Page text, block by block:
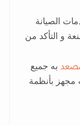
الصيانة
و التأكد من
به جميع
مجهز بأنظمة